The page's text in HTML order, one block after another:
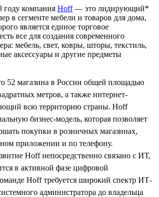
году компания Hoff— это лидирующий*
в сегменте мебели и товаров для дома,
является единое торговое
все для создания современного
мебель, свет, ковры, шторы, текстиль,
аксессуары и другие предметы
52 магазина в России общей площадью
метров, а также интернет-
всю территорию страны. Hoff
бизнес-модель, которая позволяет
покупки в розничных магазинах,
приложении и по телефону.
Hoff непосредственно связано с ИТ,
в активной фазе цифровой
Hoff требуется широкий спектр ИТ-
администратора до владельца